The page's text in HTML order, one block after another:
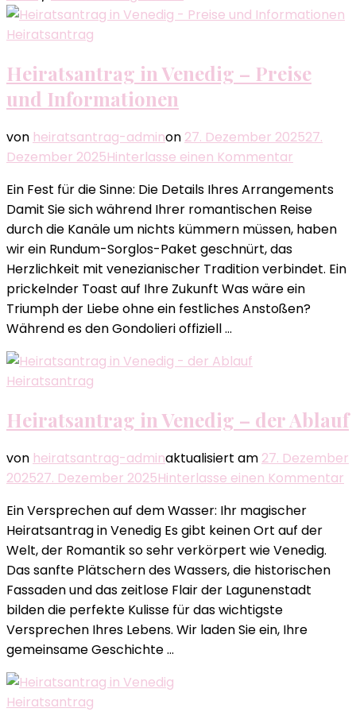
Heiratsantrag
Heiratsantrag in Venedig – Preise
und Informationen
von heiratsantrag-adminon 27. Dezember 202527.
Dezember 2025Hinterlasse einen Kommentar
in
Venedig
–
und
Ein Fest für die Sinne: Die Details Ihres Arrangements
Damit Sie sich während Ihrer romantischen Reise
durch die Kanäle um nichts kümmern müssen, haben
wir ein Rundum-Sorglos-Paket geschnürt, das
Herzlichkeit mit venezianischer Tradition verbindet. Ein
prickelnder Toast auf Ihre Zukunft Was wäre ein
Triumph der Liebe ohne ein festliches Anstoßen?
Während es den Gondolieri offiziell …
Heiratsantrag
Heiratsantrag in Venedig – der Ablauf
von heiratsantrag-adminaktualisiert am 27. Dezember
202527. Dezember 2025Hinterlasse einen Kommentar
Ein Versprechen auf dem Wasser: Ihr magischer
Heiratsantrag in Venedig Es gibt keinen Ort auf der
Welt, der Romantik so sehr verkörpert wie Venedig.
Das sanfte Plätschern des Wassers, die historischen
Fassaden und das zeitlose Flair der Lagunenstadt
bilden die perfekte Kulisse für das wichtigste
Versprechen Ihres Lebens. Wir laden Sie ein, Ihre
gemeinsame Geschichte …
Heiratsantrag